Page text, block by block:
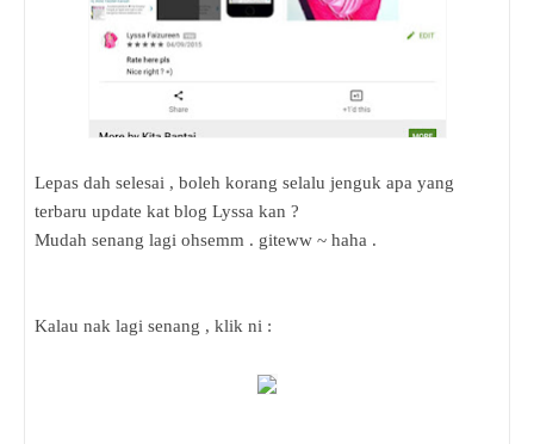
Lepas dah selesai , boleh korang selalu jenguk apa yang
terbaru update kat blog Lyssa kan ?
Mudah senang lagi ohsemm . giteww ~ haha .
Kalau nak lagi senang , klik ni :